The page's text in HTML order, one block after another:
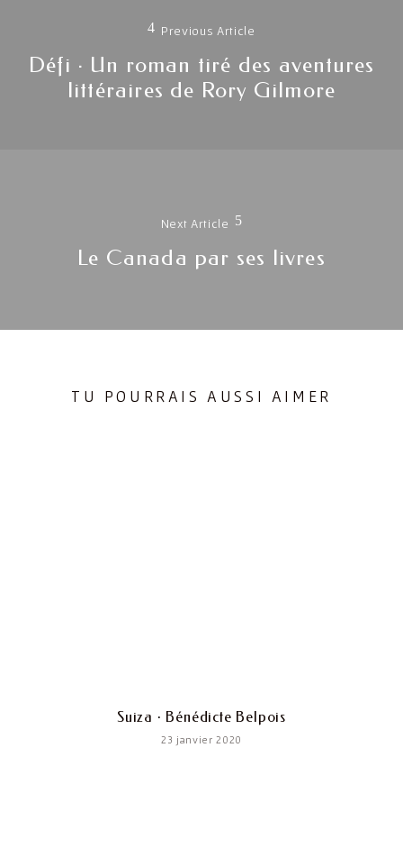
l'article
Previous Article
Previous
post:
Défi · Un roman tiré des aventures
littéraires de Rory Gilmore
Next Article
Next
Le Canada par ses livres
TU POURRAIS AUSSI AIMER
Suiza · Bénédicte Belpois
23 janvier 2020